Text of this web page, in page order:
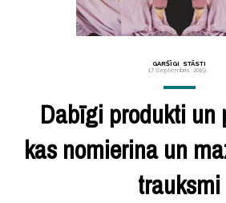
GARŠĪGI STĀSTI
17 Septembris, 2019
Dabīgi produkti un
kas nomierina un
trauksmi